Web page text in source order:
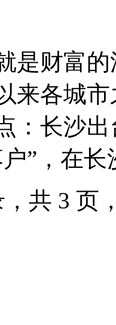
是财富
来各城
：长沙
”，在
共 3 页